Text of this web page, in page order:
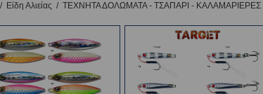
/ Είδη Αλιείας / ΤΕΧΝΗΤΑ ΔΟΛΩΜΑΤΑ - ΤΣΑΠΑΡΙ - ΚΑΛΑΜΑΡΙΕΡΕΣ